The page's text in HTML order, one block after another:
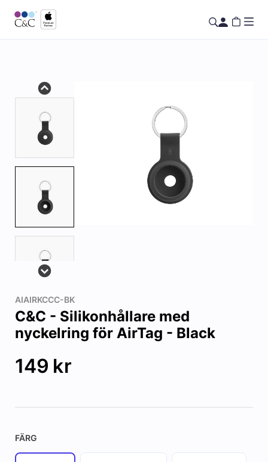
AIAIRKCCC-BK
C&C - Silikonhållare med
nyckelring för AirTag - Black
149 kr
FÄRG